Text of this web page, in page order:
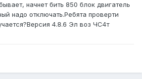
начнет бить 850 блок двигатель
надо отключать.Ребята проверти
4.8.6 Эл воз ЧС4т